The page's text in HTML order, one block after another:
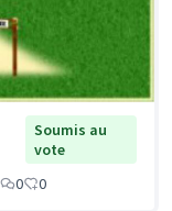
Soumis au
vote
0 0